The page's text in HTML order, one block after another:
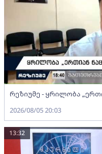
რეზიუმე - ყრილობა
2026/08/05 20:03
13:32